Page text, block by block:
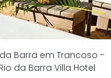
Barra em Trancoso -
da Barra Villa Hotel